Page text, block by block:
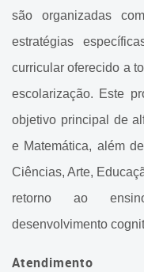
Cadastro Online
Portal ICS Instituto
Portal Aprendere
Portal do Servidor
Especial
Gerência de Inclusão
Profissional de Apoio -
Gerência de Ensino
Gerência de Ensino
são organizadas
estratégias
curricular oferecido a
escolarização. Este
objetivo principal de
e Matemática, além
Ciências, Arte,
retorno ao
desenvolvimento
Atendimento